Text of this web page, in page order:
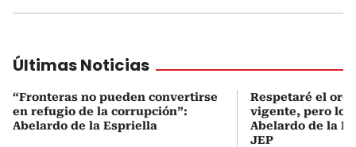
Últimas Noticias
“Fronteras no pueden convertirse
en refugio de la corrupción”:
Abelardo de la Espriella
Respetaré el
vigente, pero lo
Abelardo de la
JEP